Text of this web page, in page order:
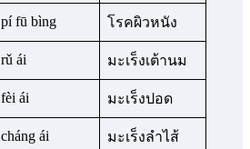
pí fū bìng โรคผิวหนัง
rǔ ái มะเร็งเต้านม
fèi ái มะเร็งปอด
cháng ái มะเร็งลำไส้